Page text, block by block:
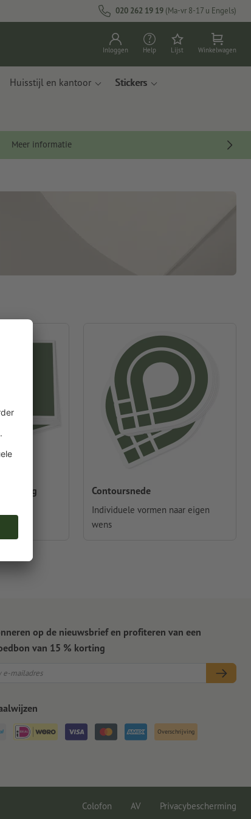
020 262 19 19 (Ma-vr 8-17 u Engels)
Inloggen Help Lijst Winkelwagen
Huisstijl en kantoor Stickers
Meer informatie
hoekig Contoursnede
Individuele vormen naar eigen
wens
op de nieuwsbrief en profiteren van een
van 15 % korting
Overschrijving
Colofon AV Privacybescherming